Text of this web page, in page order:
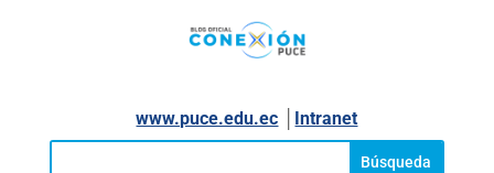
www.puce.edu.ec Intranet